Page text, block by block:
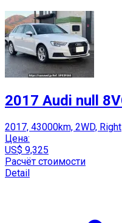
2017 Audi null
2017, 43000km, 2WD, Right
Цена:
US$ 9,325
Расчёт стоимости
Detail